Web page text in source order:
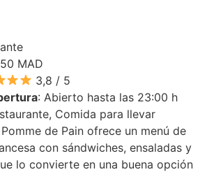
MAD
3,8 / 5
: Abierto hasta las 23:00 h
Comida para llevar
Pomme de Pain ofrece un menú de
con sándwiches, ensaladas y
lo convierte en una buena opción